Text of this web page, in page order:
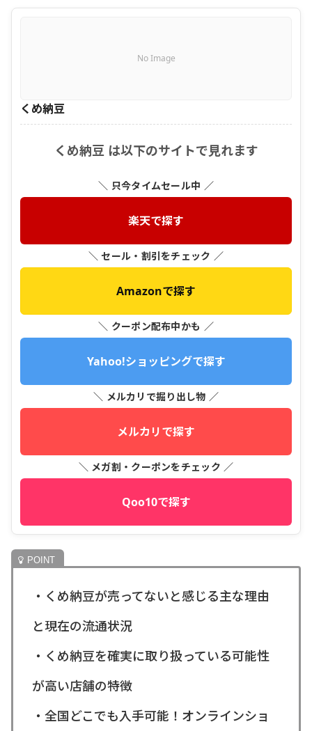
No Image
くめ納豆
くめ納豆 は以下のサイトで見れます
＼ 只今タイムセール中 ／
楽天で探す
＼ セール・割引をチェック ／
Amazonで探す
＼ クーポン配布中かも ／
Yahoo!ショッピングで探す
＼ メルカリで掘り出し物 ／
メルカリで探す
＼ メガ割・クーポンをチェック ／
Qoo10で探す
・くめ納豆が売ってないと感じる主な理由
と現在の流通状況
・くめ納豆を確実に取り扱っている可能性
が高い店舗の特徴
・全国どこでも入手可能！オンラインショ